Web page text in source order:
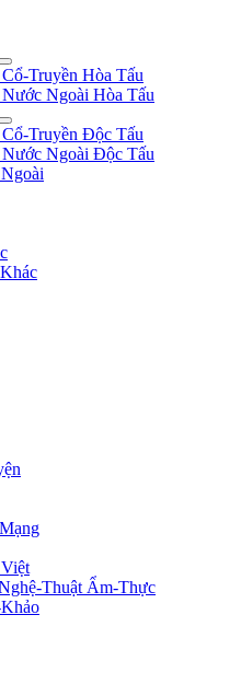
Truyền Hòa Tấu
Ngoài Hòa Tấu
Truyền Độc Tấu
Ngoài Độc Tấu
Thuật Ẩm-Thực